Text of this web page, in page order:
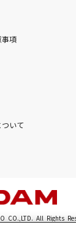
事項
いて
CO.,LTD. All Rights